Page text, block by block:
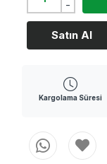
-
Satın Al
Kargolama Süresi